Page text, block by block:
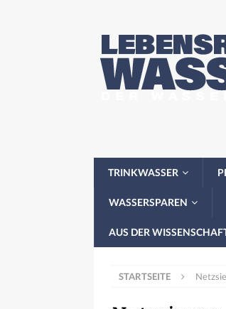
TRINKWASSER
WASSERSPAREN
AUS DER
STARTSEITE